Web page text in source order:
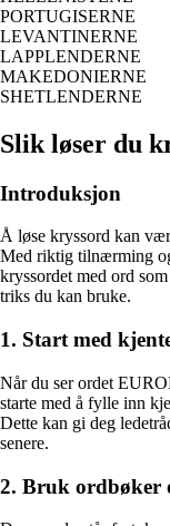
PORTUGISERNE
LEVANTINERNE
LAPPLENDERNE
MAKEDONIERNE
SHETLENDERNE
Slik løser du
Introduksjon
Å løse kryssord kan
Med riktig tilnærming
kryssordet med ord
triks du kan bruke.
1. Start med
Når du ser ordet
starte med å fylle inn
Dette kan gi deg
senere.
2. Bruk ordbøker